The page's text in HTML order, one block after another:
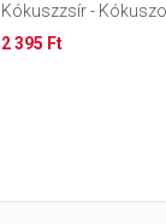
Kókuszzsír -
2 395 Ft